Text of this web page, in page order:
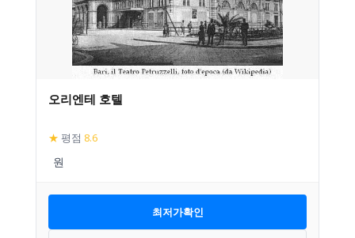
오리엔테 호텔
★ 평점 8.6
최저가확인